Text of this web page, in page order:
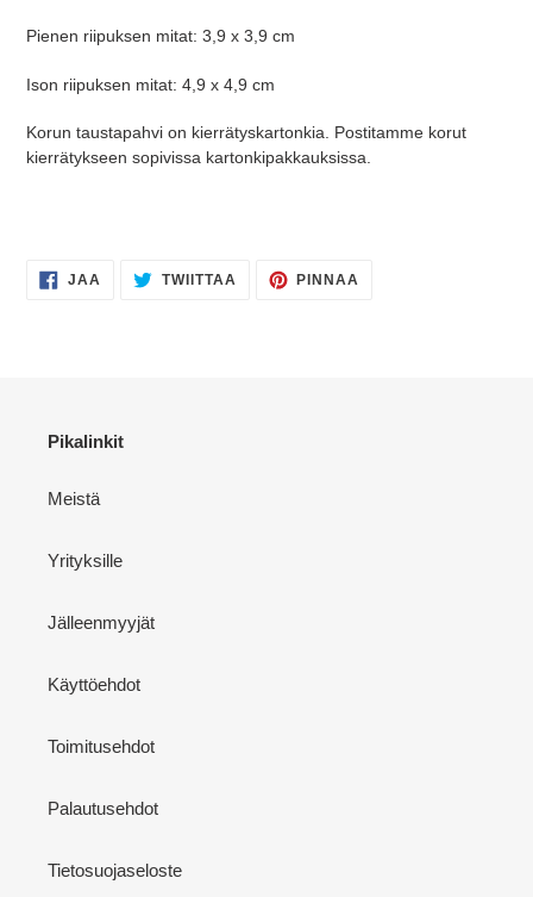
Pienen riipuksen mitat: 3,9 x 3,9 cm
Ison riipuksen mitat: 4,9 x 4,9 cm
Korun taustapahvi on kierrätyskartonkia. Postitamme korut
kierrätykseen sopivissa kartonkipakkauksissa.
JAA
FACEBOOKISSA
TWIITTAA TWIITTAA
TWITTERISSÄ
PINNAA
Pikalinkit
Meistä
Yrityksille
Jälleenmyyjät
Käyttöehdot
Toimitusehdot
Palautusehdot
Tietosuojaseloste